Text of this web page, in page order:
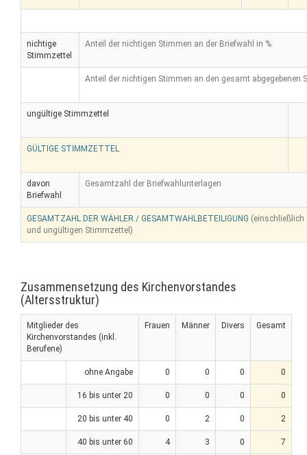
nichtige
Stimmzettel
Anteil der nichtigen Stimmen an der Briefwahl in %
Anteil der nichtigen Stimmen an den gesamt abgegebenen
ungültige Stimmzettel
GÜLTIGE STIMMZETTEL
davon
Briefwahl
Gesamtzahl der Briefwahlunterlagen
GESAMTZAHL DER WÄHLER / GESAMTWAHLBETEILIGUNG (einschließlich
und ungültigen Stimmzettel)
Zusammensetzung des Kirchenvorstandes
(Altersstruktur)
Mitglieder des
Kirchenvorstandes (inkl.
Berufene)
Frauen Männer Divers Gesamt
ohne Angabe 0 0 0 0
16 bis unter 20 0 0 0 0
20 bis unter 40 0 2 0 2
40 bis unter 60 4 3 0 7